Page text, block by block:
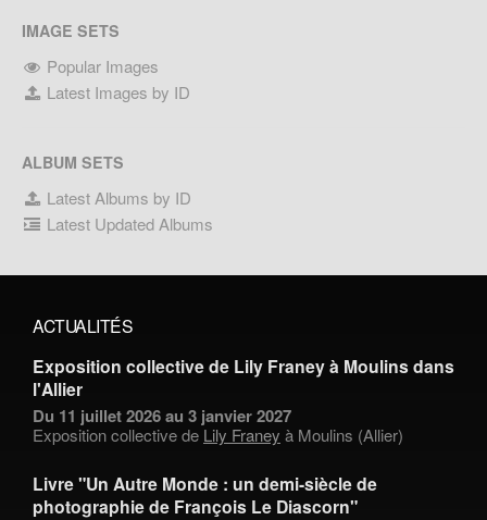
IMAGE SETS
Popular Images
Latest Images by ID
ALBUM SETS
Latest Albums by ID
Latest Updated Albums
ACTUALITÉS
Exposition collective de Lily Franey à Moulins dans
l'Allier
Du 11 juillet 2026 au 3 janvier 2027
Exposition collective de Lily Franey à Moulins (Allier)
Livre "Un Autre Monde : un demi-siècle de
photographie de François Le Diascorn"